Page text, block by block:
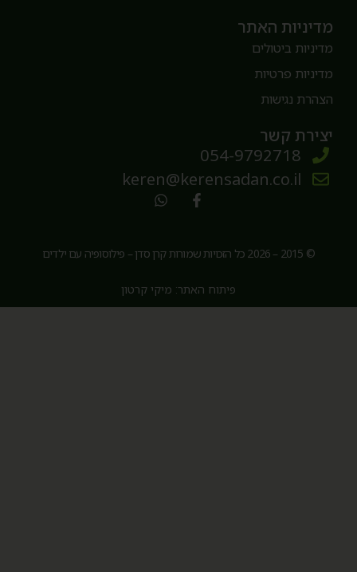
מדיניות האתר
מדיניות ביטולים
מדיניות פרטיות
הצהרת נגישות
יצירת קשר
054-9792718
keren@kerensadan.co.il
פיתוח האתר: מיקי קרטון